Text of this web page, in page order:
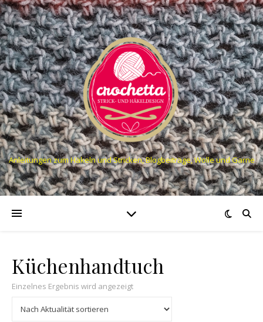
Anleitungen zum Häkeln und Stricken, Blogbeiträge, Wolle und Garne
Küchenhandtuch
Einzelnes Ergebnis wird angezeigt